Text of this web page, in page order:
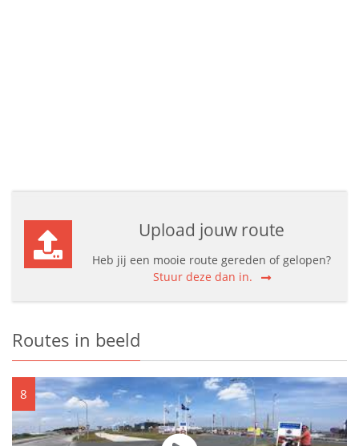
Upload jouw route
Heb jij een mooie route gereden of gelopen?
Stuur deze dan in.
Routes in beeld
8